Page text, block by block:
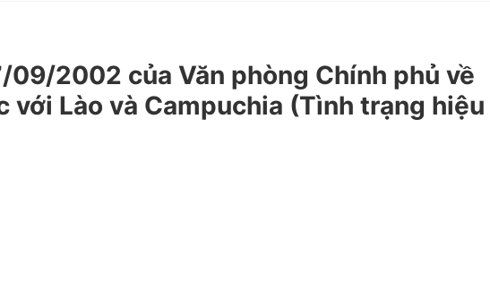
2002 của Văn phòng Chính phủ về
với Lào và Campuchia (Tình trạng hiệu